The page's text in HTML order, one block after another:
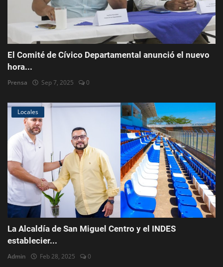
El Comité de Cívico Departamental anunció el nuevo
hora...
Prensa Sep 7, 2025 0
Locales
La Alcaldía de San Miguel Centro y el INDES
establecier...
Admin Feb 28, 2025 0